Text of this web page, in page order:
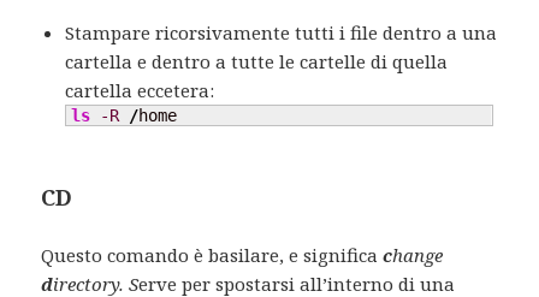
Stampare ricorsivamente tutti i file dentro a una
cartella e dentro a tutte le cartelle di quella
cartella eccetera:
ls -R /home
CD
Questo comando è basilare, e significachange
directory. Serve per spostarsi all’interno di una